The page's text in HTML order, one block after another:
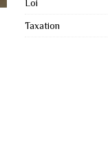
Loi
Taxation